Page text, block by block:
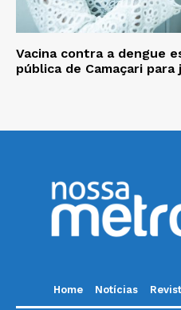
Vacina contra a dengue
pública de Camaçari para
Home Notícias